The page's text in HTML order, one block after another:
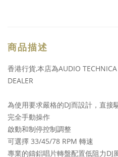
商品描述
香港行貨,本店為AUDIO
DEALER
為使用要求嚴格的DJ而設計，直接
完全手動操作
啟動和制停控制調整
可選擇 33/45/78 RPM 轉速
專業的鑄鋁唱片轉盤配置低阻力DJ